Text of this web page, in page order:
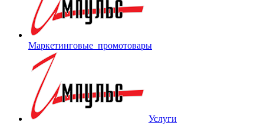
Маркетинговые_промотовары
Услуги